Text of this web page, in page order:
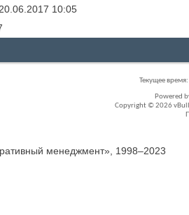
20.06.2017 10:05
Текущее время:
Powered
Copyright © 2026
менеджмент», 1998–2023